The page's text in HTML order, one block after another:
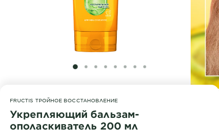
SLIDE 1
SLIDE 2
SLIDE 3
SLIDE 4
SLIDE 5
SLIDE 6
SLIDE 7
SLIDE 8
FRUCTIS ТРОЙНОЕ ВОССТАНОВЛЕНИЕ
Укрепляющий бальзам-
ополаскиватель 200 мл